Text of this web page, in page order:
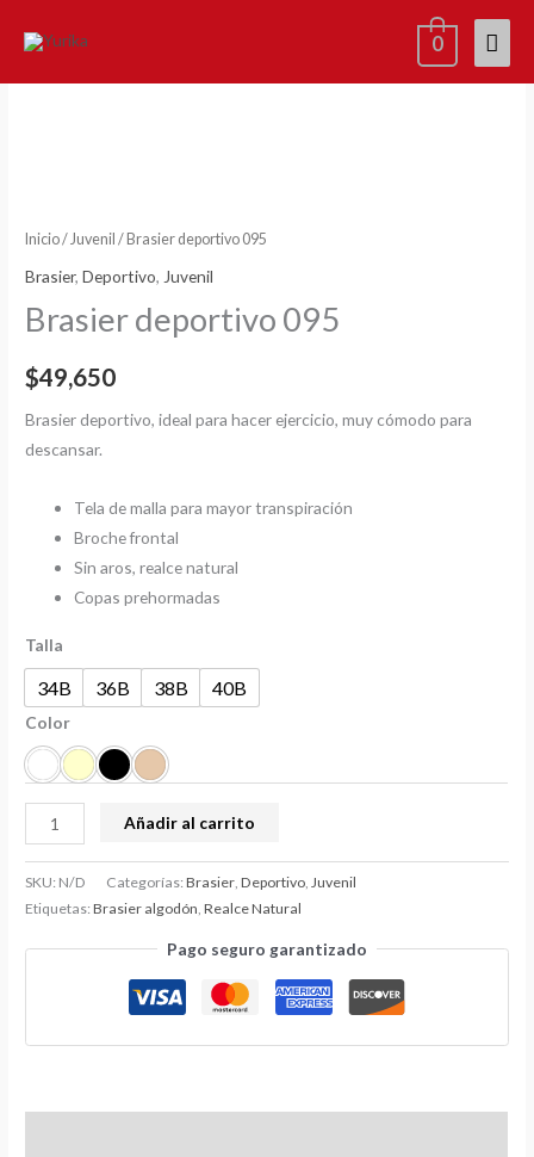
0
Inicio/Juvenil / Brasier deportivo 095
Brasier,Deportivo, Juvenil
Brasier deportivo 095
$49,650
Brasier deportivo, ideal para hacer ejercicio, muy cómodo para
descansar.
Tela de malla para mayor transpiración
Broche frontal
Sin aros, realce natural
Copas prehormadas
Talla
34B 36B 38B 40B
Color
Brasier
Añadir al carrito
SKU: N/D Categorías:Brasier,Deportivo,Juvenil
Etiquetas:Brasier algodón,Realce Natural
Pago seguro garantizado